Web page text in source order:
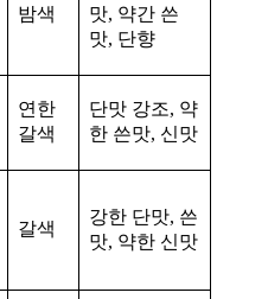
밤색
맛, 약간 쓴
맛, 단향
연한
갈색
단맛 강조, 약
한 쓴맛, 신맛
갈색
강한 단맛, 쓴
맛, 약한 신맛